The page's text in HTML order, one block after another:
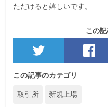
ただけると嬉しいです。
この
この記事のカテゴリ
取引所 新規上場